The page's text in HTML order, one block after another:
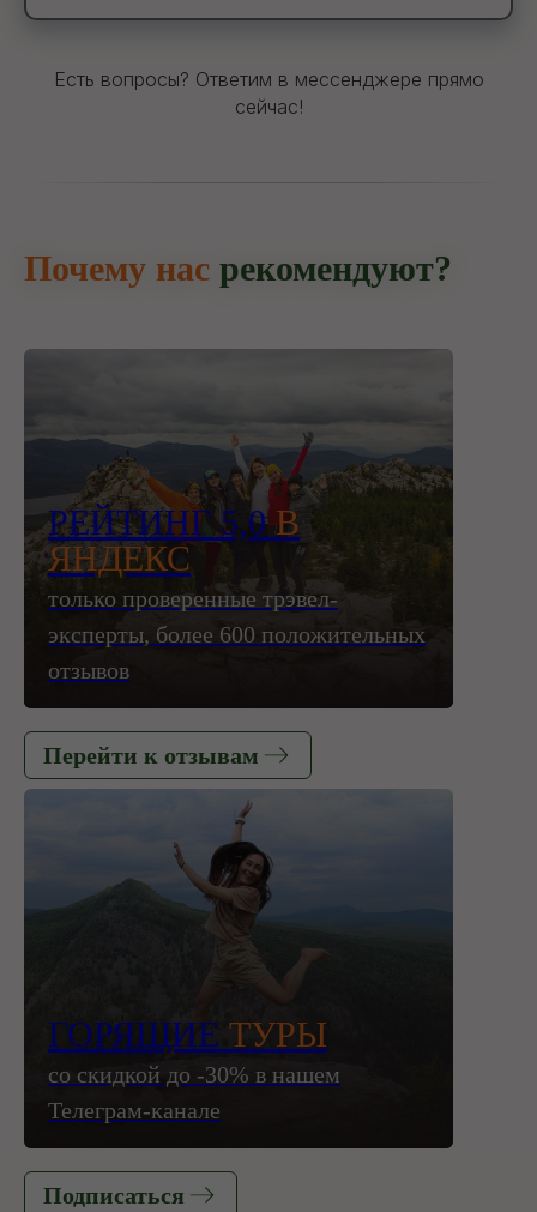
Есть вопросы? Ответим в мессенджере прямо
сейчас!
Почему нас рекомендуют?
РЕЙТИНГ 5,0В
ЯНДЕКС
только проверенные трэвел-
эксперты, более 600 положительных
отзывов
Перейти к отзывам
ГОРЯЩИЕ ТУРЫ
со скидкой до -30% в нашем
Телеграм-канале
ПодписатьсяГотовы к